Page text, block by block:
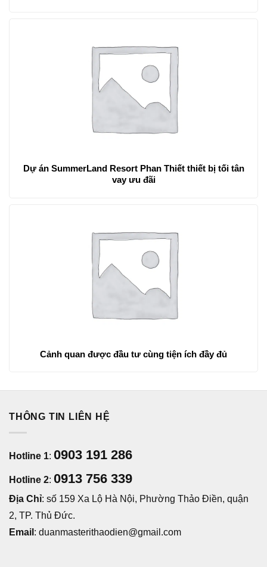
Dự án SummerLand Resort Phan Thiết thiết bị tối tân
vay ưu đãi
Cảnh quan được đầu tư cùng tiện ích đầy đủ
THÔNG TIN LIÊN HỆ
Hotline 1: 0903 191 286
Hotline 2: 0913 756 339
Địa Chỉ: số 159 Xa Lộ Hà Nội, Phường Thảo Điền, quận
2, TP. Thủ Đức.
Email : duanmasterithaodien@gmail.com